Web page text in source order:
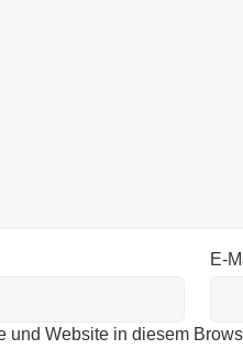
E-
und Website in diesem